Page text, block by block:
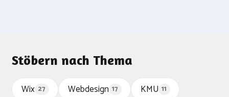
Stöbern nach Thema
Wix 27 Webdesign 17 KMU 11